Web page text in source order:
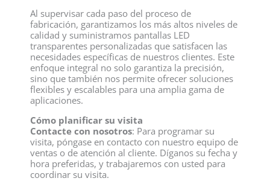
Al supervisar cada paso del proceso de
fabricación, garantizamos los más altos niveles de
calidad y suministramos pantallas LED
transparentes personalizadas que satisfacen las
necesidades específicas de nuestros clientes. Este
enfoque integral no solo garantiza la precisión,
sino que también nos permite ofrecer soluciones
flexibles y escalables para una amplia gama de
aplicaciones.
Cómo planificar su visita
Contacte con nosotros: Para programar su
visita, póngase en contacto con nuestro equipo de
ventas o de atención al cliente. Díganos su fecha y
hora preferidas, y trabajaremos con usted para
coordinar su visita.